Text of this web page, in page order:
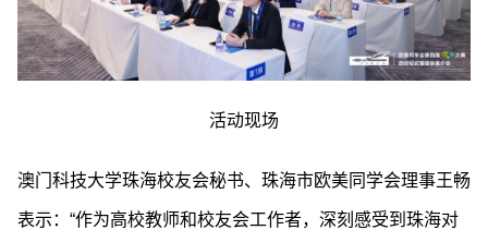
活动现场
澳门科技大学珠海校友会秘书、珠海市欧美同学会理事王畅
表示：“作为高校教师和校友会工作者，深刻感受到珠海对